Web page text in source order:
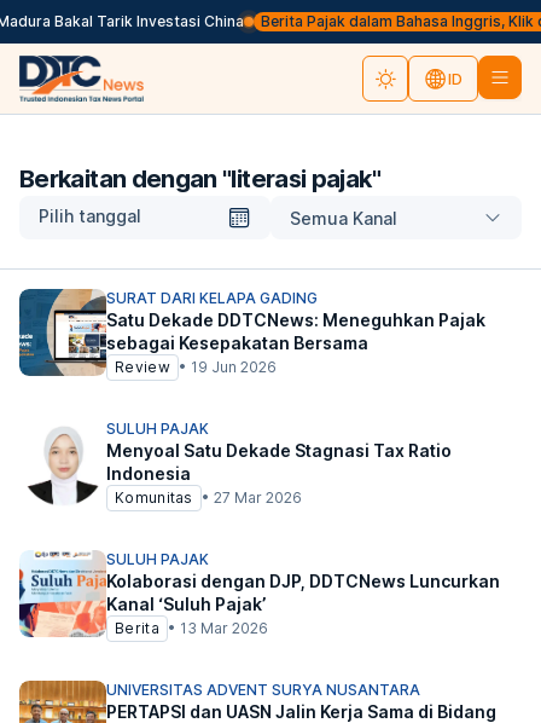
Bakal Tarik Investasi China Berita Pajak dalam Bahasa Inggris, Klik di
ID
Berkaitan dengan "literasi pajak"
Pilih tanggal Semua Kanal
SURAT DARI KELAPA GADING
Satu Dekade DDTCNews: Meneguhkan Pajak
sebagai Kesepakatan Bersama
Review • 19 Jun 2026
SULUH PAJAK
Menyoal Satu Dekade Stagnasi Tax Ratio
Indonesia
Komunitas • 27 Mar 2026
SULUH PAJAK
Kolaborasi dengan DJP, DDTCNews Luncurkan
Kanal ‘Suluh Pajak’
Berita • 13 Mar 2026
UNIVERSITAS ADVENT SURYA NUSANTARA
PERTAPSI dan UASN Jalin Kerja Sama di Bidang